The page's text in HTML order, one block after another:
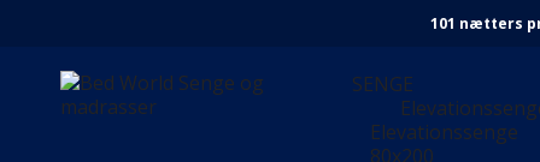
101 nætters
SENGE
Elevationssenge
80x200